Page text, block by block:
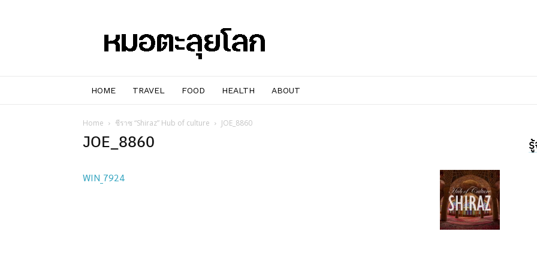
ตะลุย
โลก
HOME TRAVEL FOOD HEALTH ABOUT
Home ชีราซ “Shiraz” Hub of culture JOE_8860
JOE_8860
WIN_7924